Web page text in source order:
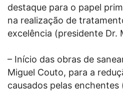
destaque para o papel
na realização de
excelência (presidente Dr.
– Início das obras de
Miguel Couto, para a
causados pelas